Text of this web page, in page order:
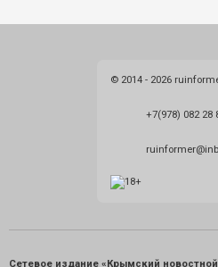
© 2014 - 2026
+7(978) 082 28
Сетевое издание «Крымский новостной